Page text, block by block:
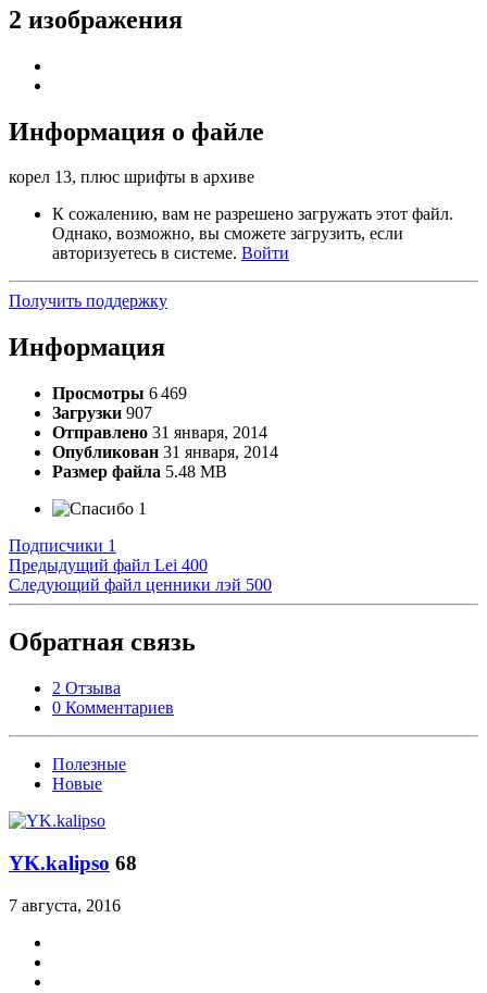
2 изображения
Информация о файле
корел 13, плюс шрифты в архиве
К сожалению, вам не разрешено загружать этот файл.
Однако, возможно, вы сможете загрузить, если
авторизуетесь в системе. Войти
Получить поддержку
Информация
Просмотры 6 469
Загрузки 907
Отправлено 31 января, 2014
Опубликован 31 января, 2014
Размер файла 5.48 MB
1
Подписчики 1
Предыдущий файл Lei 400
Следующий файл ценники лэй 500
Обратная связь
2 Отзыва
0 Комментариев
Полезные
Новые
YK.kalipso 68
7 августа, 2016